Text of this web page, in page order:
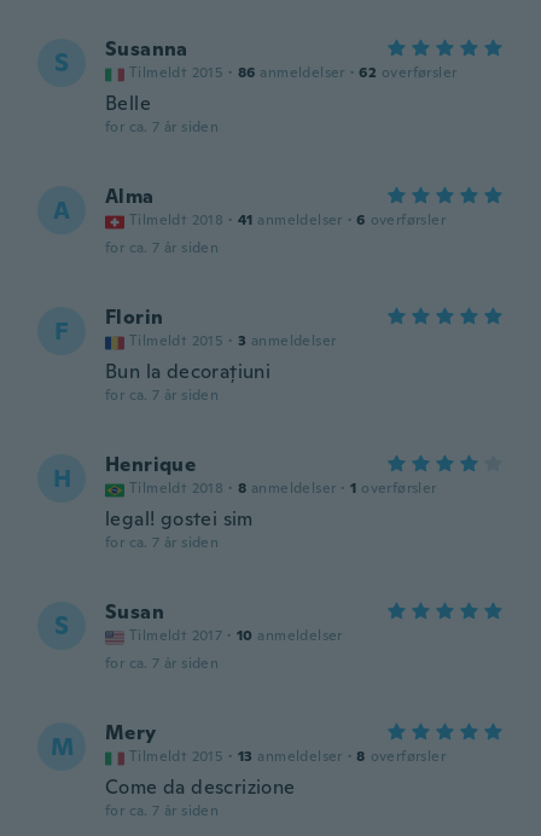
S Susanna
Tilmeldt 2015 · 86 anmeldelser · 62 overførsler
Belle
for ca. 7 år siden
A Alma
Tilmeldt 2018 · 41 anmeldelser · 6 overførsler
for ca. 7 år siden
F Florin
Tilmeldt 2015 · 3 anmeldelser
Bun la decorațiuni
for ca. 7 år siden
H Henrique
Tilmeldt 2018 · 8 anmeldelser · 1 overførsler
legal! gostei sim
for ca. 7 år siden
S Susan
Tilmeldt 2017 · 10 anmeldelser
for ca. 7 år siden
M Mery
Tilmeldt 2015 · 13 anmeldelser · 8 overførsler
Come da descrizione
for ca. 7 år siden